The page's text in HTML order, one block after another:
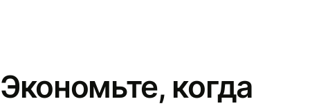
Экономьте, когда